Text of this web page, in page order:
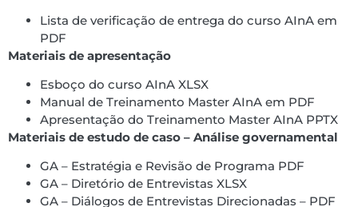
Lista de verificação de entrega do curso AInA em
PDF
Materiais de apresentação
Esboço do curso AInA XLSX
Manual de Treinamento Master AInA em PDF
Apresentação do Treinamento Master AInA PPTX
Materiais de estudo de caso – Análise governamental
GA – Estratégia e Revisão de Programa PDF
GA – Diretório de Entrevistas XLSX
GA – Diálogos de Entrevistas Direcionadas – PDF